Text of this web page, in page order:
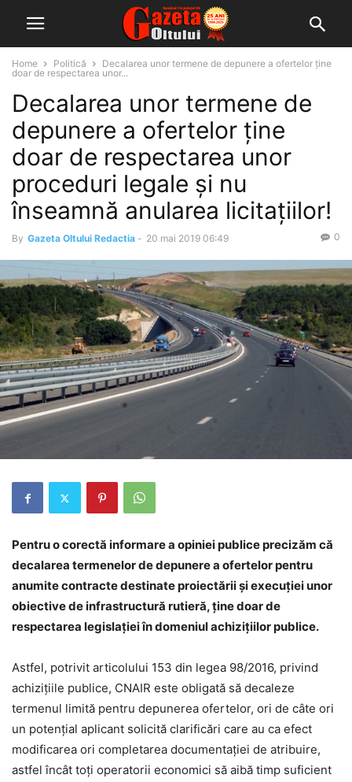
Home Politică
Decalarea unor termene de depunere a ofertelor ține
doar de respectarea unor...
Decalarea unor termene de
depunere a ofertelor ține
doar de respectarea unor
proceduri legale și nu
înseamnă anularea licitațiilor!
By Gazeta Oltului Redactia - 20 mai 2019 06:49 0
Pentru o corectă informare a opiniei publice precizăm că
decalarea termenelor de depunere a ofertelor pentru
anumite contracte destinate proiectării și execuției unor
obiective de infrastructură rutieră, ține doar de
respectarea legislației în domeniul achizițiilor publice.
Astfel, potrivit articolului 153 din legea 98/2016, privind
achizițiile publice, CNAIR este obligată să decaleze
termenul limită pentru depunerea ofertelor, ori de câte ori
un potențial aplicant solicită clarificări care au ca efect
modificarea ori completarea documentației de atribuire,
astfel încât toți operatorii economici să aibă timp suficient